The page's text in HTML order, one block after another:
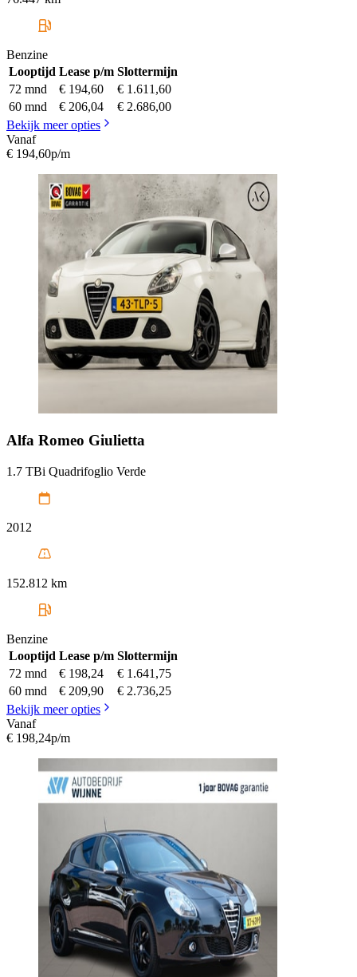
Benzine
Looptijd Lease p/m Slottermijn
72 mnd
€ 194,60
€ 1.611,60
60 mnd
€ 206,04
€ 2.686,00
Bekijk meer opties
Vanaf
€ 194,60p/m
Alfa Romeo Giulietta
1.7 TBi Quadrifoglio Verde
2012
152.812 km
Benzine
Looptijd Lease p/m Slottermijn
72 mnd
€ 198,24
€ 1.641,75
60 mnd
€ 209,90
€ 2.736,25
Bekijk meer opties
Vanaf
€ 198,24p/m